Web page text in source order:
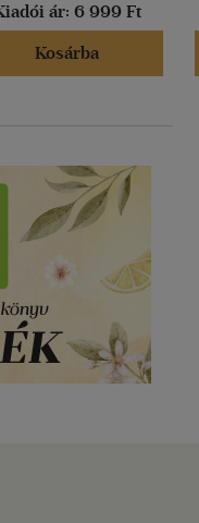
ár: 6 999 Ft
Kosárba